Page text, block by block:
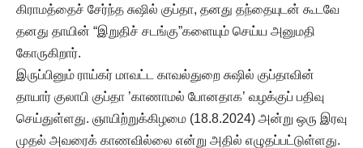
கிராமத்தைச் சேர்ந்த சுஷில் குப்தா, தனது தந்தையுடன் கூடவே
தனது தாயின் “இறுதிச் சடங்கு”களையும் செய்ய அனுமதி
கோருகிறார்.
இருப்பினும் ராய்கர் மாவட்ட காவல்துறை சுஷில் குப்தாவின்
தாயார் குலாபி குப்தா ’காணாமல் போனதாக’ வழக்குப் பதிவு
செய்துள்ளது. ஞாயிற்றுக்கிழமை (18.8.2024) அன்று ஒரு இரவு
முதல் அவரைக் காணவில்லை என்று அதில் எழுதப்பட்டுள்ளது.